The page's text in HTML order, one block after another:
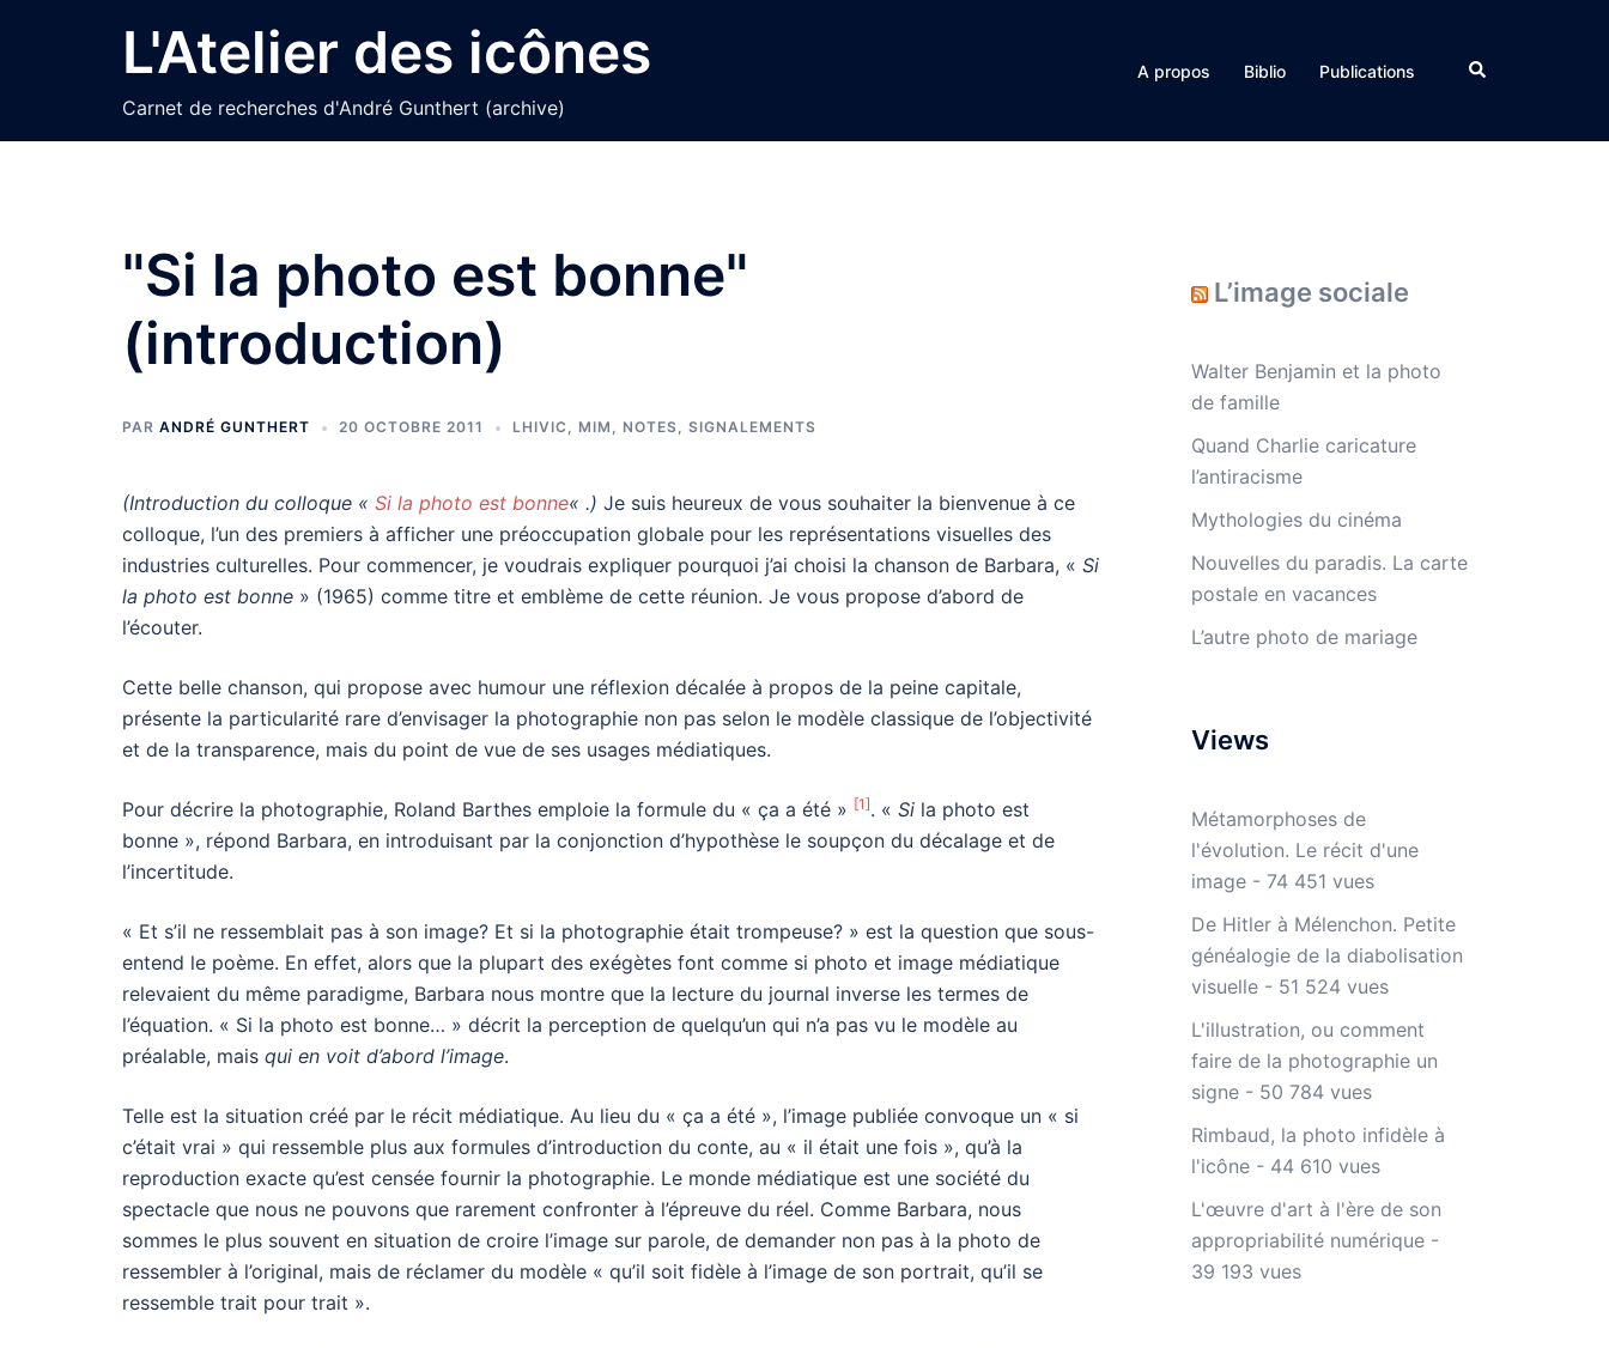
L'Atelier des icônes
Carnet de recherches d'André Gunthert (archive)
A propos Biblio Publications Rechercher
"Si la photo est bonne"
(introduction)
PAR ANDRÉ GUNTHERT 20 OCTOBRE 2011 LHIVIC , MIM , NOTES, SIGNALEMENTS
(Introduction du colloque « Si la photo est bonne« .) Je suis heureux de vous souhaiter la bienvenue à ce
colloque, l’un des premiers à afficher une préoccupation globale pour les représentations visuelles des
industries culturelles. Pour commencer, je voudrais expliquer pourquoi j’ai choisi la chanson de Barbara, « Si
la photo est bonne » (1965) comme titre et emblème de cette réunion. Je vous propose d’abord de
l’écouter.
Cette belle chanson, qui propose avec humour une réflexion décalée à propos de la peine capitale,
présente la particularité rare d’envisager la photographie non pas selon le modèle classique de l’objectivité
et de la transparence, mais du point de vue de ses usages médiatiques.
Pour décrire la photographie, Roland Barthes emploie la formule du « ça a été » [1]. « Si la photo est
bonne », répond Barbara, en introduisant par la conjonction d’hypothèse le soupçon du décalage et de
l’incertitude.
« Et s’il ne ressemblait pas à son image? Et si la photographie était trompeuse? » est la question que sous-
entend le poème. En effet, alors que la plupart des exégètes font comme si photo et image médiatique
relevaient du même paradigme, Barbara nous montre que la lecture du journal inverse les termes de
l’équation. « Si la photo est bonne… » décrit la perception de quelqu’un qui n’a pas vu le modèle au
préalable, mais qui en voit d’abord l’image.
Telle est la situation créé par le récit médiatique. Au lieu du « ça a été », l’image publiée convoque un « si
c’était vrai » qui ressemble plus aux formules d’introduction du conte, au « il était une fois », qu’à la
reproduction exacte qu’est censée fournir la photographie. Le monde médiatique est une société du
spectacle que nous ne pouvons que rarement confronter à l’épreuve du réel. Comme Barbara, nous
sommes le plus souvent en situation de croire l’image sur parole, de demander non pas à la photo de
ressembler à l’original, mais de réclamer du modèle « qu’il soit fidèle à l’image de son portrait, qu’il se
ressemble trait pour trait ».
L’image sociale
Walter Benjamin et la photo
de famille
Quand Charlie caricature
l’antiracisme
Mythologies du cinéma
Nouvelles du paradis. La carte
postale en vacances
L’autre photo de mariage
Views
Métamorphoses de
l'évolution. Le récit d'une
image- 74 451 vues
De Hitler à Mélenchon. Petite
généalogie de la diabolisation
visuelle- 51 524 vues
L'illustration, ou comment
faire de la photographie un
signe- 50 784 vues
Rimbaud, la photo infidèle à
l'icône- 44 610 vues
L'œuvre d'art à l'ère de son
appropriabilité numérique-
39 193 vues